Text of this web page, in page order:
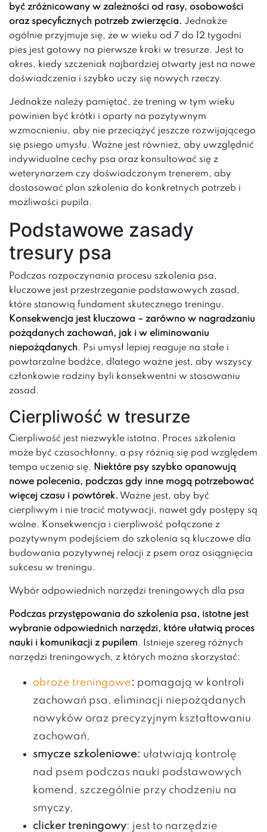
być zróżnicowany w zależności od rasy, osobowości
oraz specyficznych potrzeb zwierzęcia. Jednakże
ogólnie przyjmuje się, że w wieku od 7 do 12 tygodni
pies jest gotowy na pierwsze kroki w tresurze. Jest to
okres, kiedy szczeniak najbardziej otwarty jest na nowe
doświadczenia i szybko uczy się nowych rzeczy.
Jednakże należy pamiętać, że trening w tym wieku
powinien być krótki i oparty na pozytywnym
wzmocnieniu, aby nie przeciążyć jeszcze rozwijającego
się psiego umysłu. Ważne jest również, aby uwzględnić
indywidualne cechy psa oraz konsultować się z
weterynarzem czy doświadczonym trenerem, aby
dostosować plan szkolenia do konkretnych potrzeb i
możliwości pupila.
Podstawowe zasady
tresury psa
Podczas rozpoczynania procesu szkolenia psa,
kluczowe jest przestrzeganie podstawowych zasad,
które stanowią fundament skutecznego treningu.
Konsekwencja jest kluczowa – zarówno w nagradzaniu
pożądanych zachowań, jak i w eliminowaniu
niepożądanych. Psi umysł lepiej reaguje na stałe i
powtarzalne bodźce, dlatego ważne jest, aby wszyscy
członkowie rodziny byli konsekwentni w stosowaniu
zasad.
Cierpliwość w tresurze
Cierpliwość jest niezwykle istotna. Proces szkolenia
może być czasochłonny, a psy różnią się pod względem
tempa uczenia się. Niektóre psy szybko opanowują
nowe polecenia, podczas gdy inne mogą potrzebować
więcej czasu i powtórek. Ważne jest, aby być
cierpliwym i nie tracić motywacji, nawet gdy postępy są
wolne. Konsekwencja i cierpliwość połączone z
pozytywnym podejściem do szkolenia są kluczowe dla
budowania pozytywnej relacji z psem oraz osiągnięcia
sukcesu w treningu.
Wybór odpowiednich narzędzi treningowych dla psa
Podczas przystępowania do szkolenia psa, istotne jest
wybranie odpowiednich narzędzi, które ułatwią proces
nauki i komunikacji z pupilem. Istnieje szereg różnych
narzędzi treningowych, z których można skorzystać:
obroże treningowe: pomagają w kontroli
zachowań psa, eliminacji niepożądanych
nawyków oraz precyzyjnym kształtowaniu
zachowań,
smycze szkoleniowe: ułatwiają kontrolę
nad psem podczas nauki podstawowych
komend, szczególnie przy chodzeniu na
smyczy,
clicker treningowy: jest to narzędzie